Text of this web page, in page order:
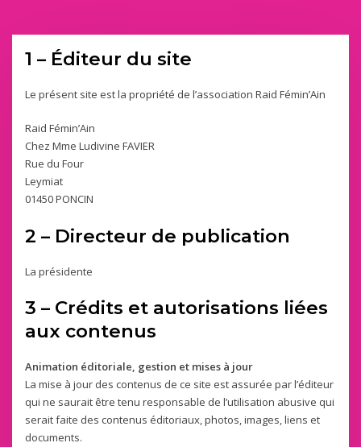
1 – Éditeur du site
Le présent site est la propriété de l’association Raid Fémin’Ain
Raid Fémin’Ain
Chez Mme Ludivine FAVIER
Rue du Four
Leymiat
01450 PONCIN
2 – Directeur de publication
La présidente
3 – Crédits et autorisations liées
aux contenus
Animation éditoriale, gestion et mises à jour
La mise à jour des contenus de ce site est assurée par l’éditeur
qui ne saurait être tenu responsable de l’utilisation abusive qui
serait faite des contenus éditoriaux, photos, images, liens et
documents.